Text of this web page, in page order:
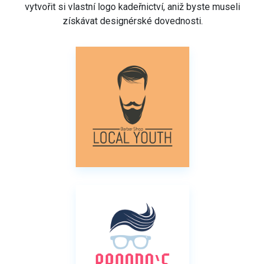
vytvořit si vlastní logo kadeřnictví, aniž byste museli
získávat designérské dovednosti.